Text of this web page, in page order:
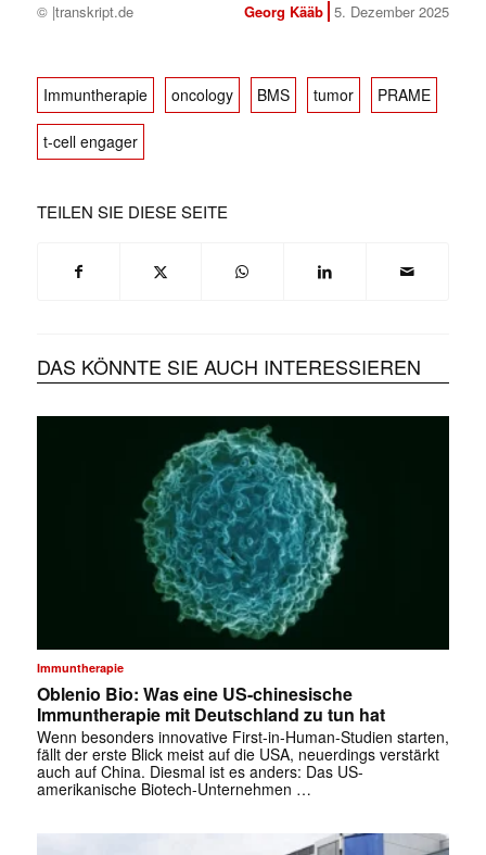
© |transkript.de Georg Kääb 5. Dezember 2025
Immuntherapie oncology BMS tumor PRAME
t-cell engager
TEILEN SIE DIESE SEITE
DAS KÖNNTE SIE AUCH INTERESSIEREN
Immuntherapie
Oblenio Bio: Was eine US-chinesische
Immuntherapie mit Deutschland zu tun hat
Wenn besonders innovative First-in-Human-Studien starten,
fällt der erste Blick meist auf die USA, neuerdings verstärkt
auch auf China. Diesmal ist es anders: Das US-
amerikanische Biotech-Unternehmen …